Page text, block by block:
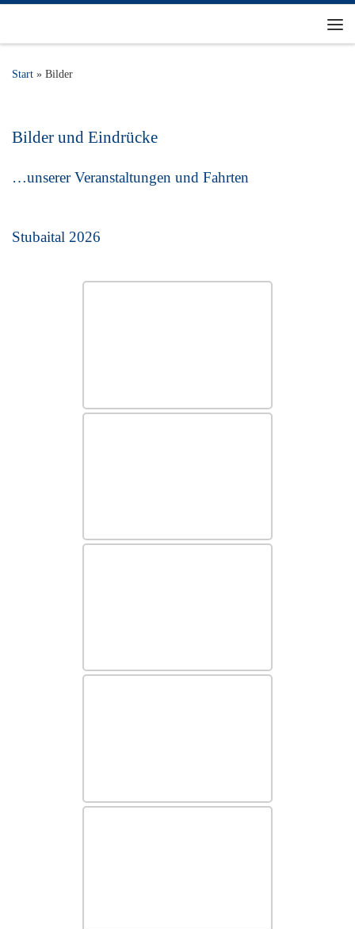
Start » Bilder
Bilder und Eindrücke
…unserer Veranstaltungen und Fahrten
Stubaital 2026